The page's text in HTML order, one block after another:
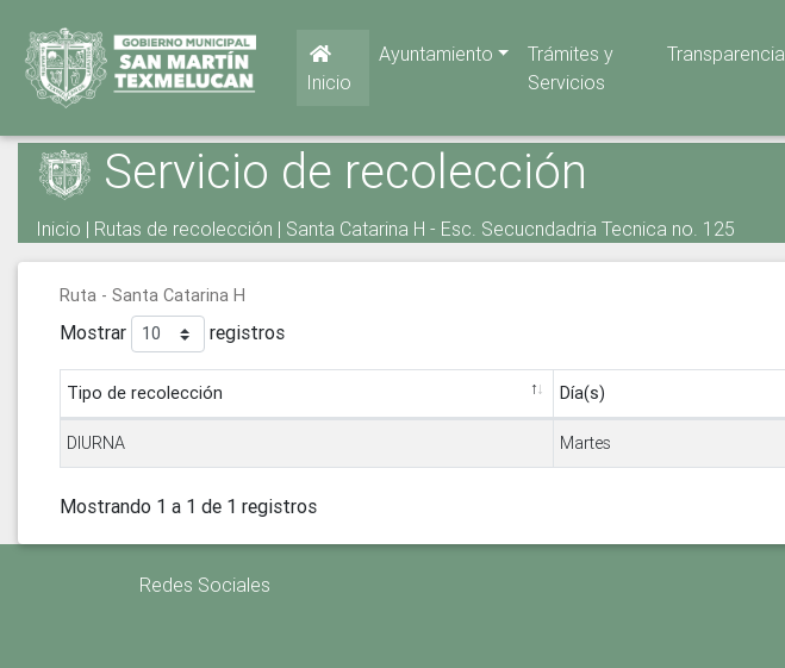
Inicio
Ayuntamiento
Trámites y
Servicios
Transparencia
Servicio de recolección
Inicio | Rutas de recolección | Santa Catarina H - Esc. Secucndadria Tecnica no. 125
Ruta - Santa Catarina H
Mostrar registros
Tipo de recolección Día(s)
DIURNA Martes
Mostrando 1 a 1 de 1 registros
Redes Sociales